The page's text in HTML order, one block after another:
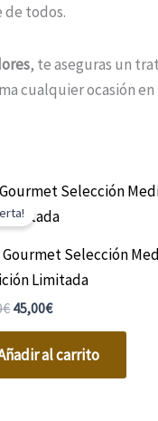
de todos.
, te aseguras un
cualquier ocasión
Selección
Limitada
€
El
original
55,00€.
45,00€
El
actual
45,00€.
al carrito